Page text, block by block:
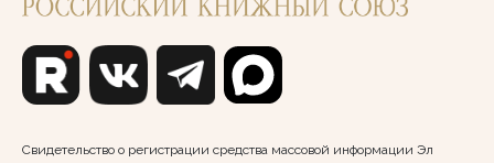
Свидетельство о регистрации средства массовой информации Эл